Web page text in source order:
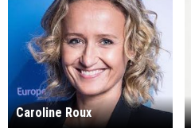
Caroline Roux